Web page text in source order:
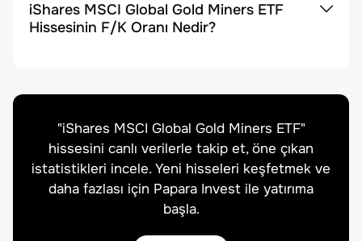
iShares MSCI Global Gold Miners ETF
Hissesinin F/K Oranı Nedir?
"iShares MSCI Global Gold Miners ETF"
hissesini canlı verilerle takip et, öne çıkan
istatistikleri incele. Yeni hisseleri keşfetmek ve
daha fazlası için Papara Invest ile yatırıma
başla.